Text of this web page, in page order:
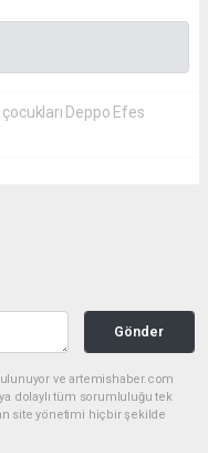
Deppo Efes
Gönder
ve artemishaber.com
dolaylı tüm sorumluluğu tek
site yönetimi hiçbir şekilde